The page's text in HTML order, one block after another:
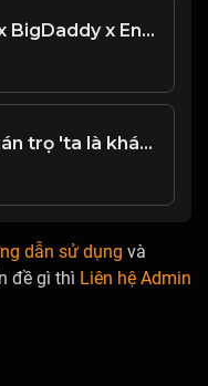
2 AM - JustaTee x BigDaddy x Enderlazer - NHẠC TRẺ HOT TIKTOK CỰC HAY
Đời Người như quán trọ 'ta là khách qua đường
dẫn sử dụng và
đề gì thì Liên hệ Admin